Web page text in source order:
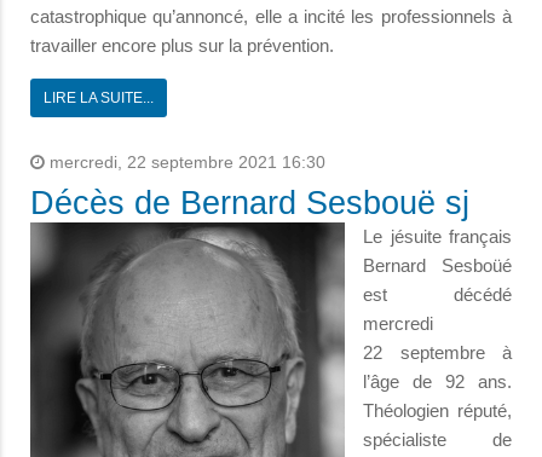
catastrophique qu’annoncé, elle a incité les professionnels à
travailler encore plus sur la prévention.
LIRE LA SUITE...
mercredi, 22 septembre 2021 16:30
Décès de Bernard Sesbouë sj
Le jésuite français
Bernard Sesboüé
est décédé
mercredi
22 septembre à
l’âge de 92 ans.
Théologien réputé,
spécialiste de